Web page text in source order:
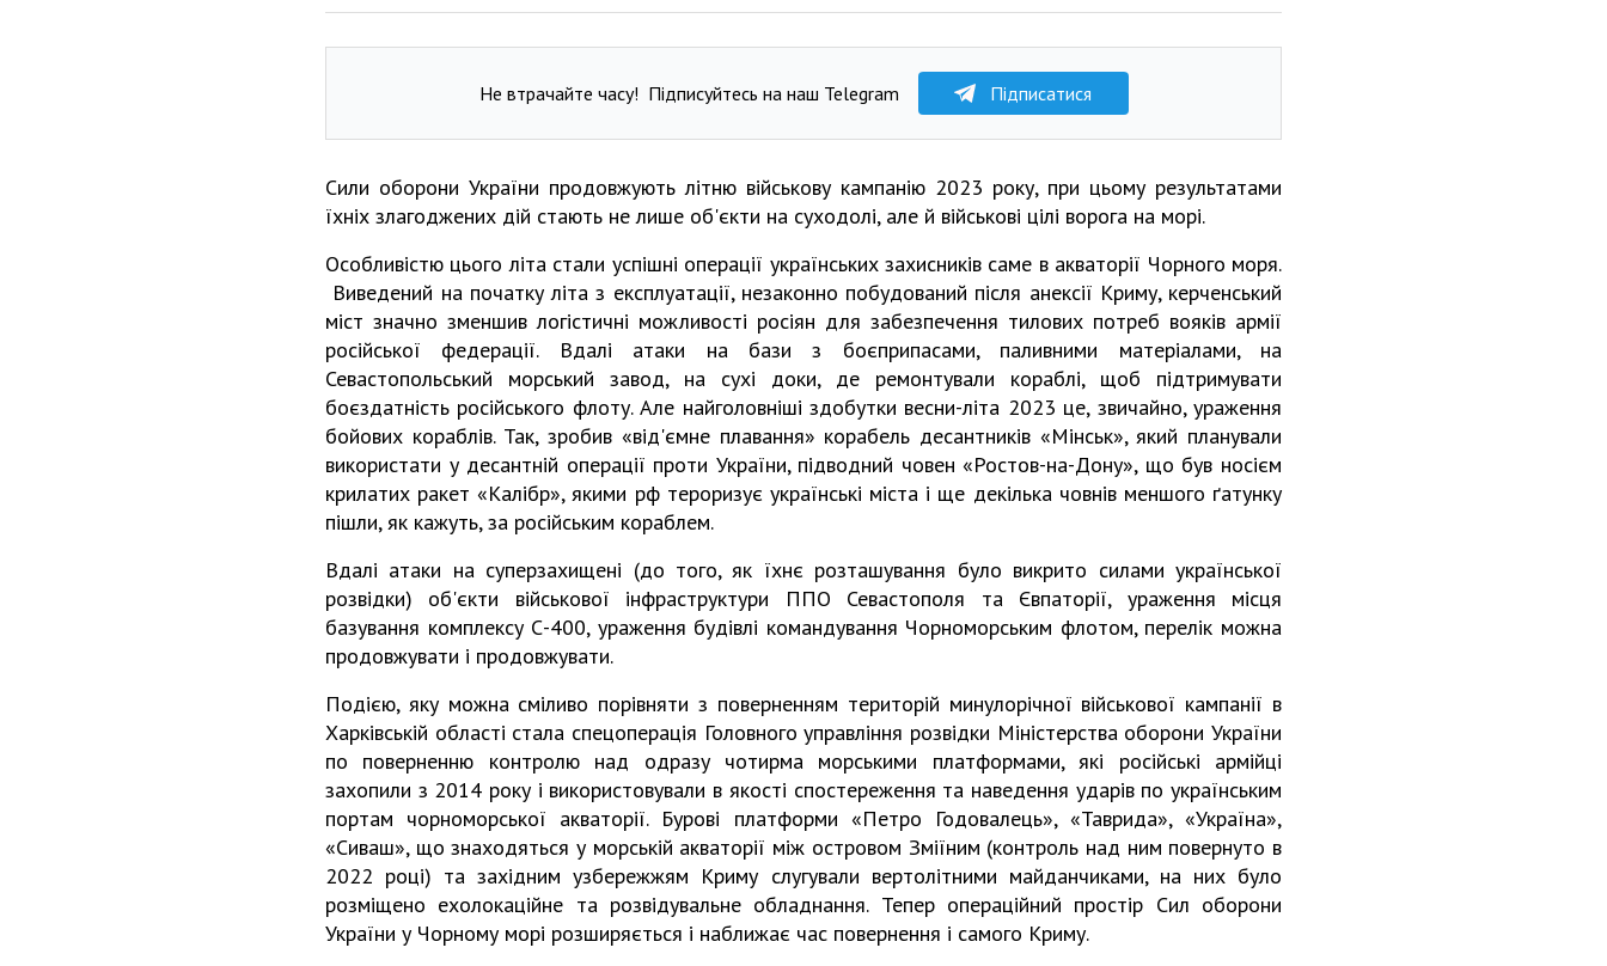
Не втрачайте часу! Підписуйтесь на наш Telegram Підписатися
Сили оборони України продовжують літню військову кампанію 2023 року, при цьому результатами
їхніх злагоджених дій стають не лише об'єкти на суходолі, але й військові цілі ворога на морі.
Особливістю цього літа стали успішні операції українських захисників саме в акваторії Чорного моря.
Виведений на початку літа з експлуатації, незаконно побудований після анексії Криму, керченський
міст значно зменшив логістичні можливості росіян для забезпечення тилових потреб вояків армії
російської федерації. Вдалі атаки на бази з боєприпасами, паливними матеріалами, на
Севастопольський морський завод, на сухі доки, де ремонтували кораблі, щоб підтримувати
боєздатність російського флоту. Але найголовніші здобутки весни-літа 2023 це, звичайно, ураження
бойових кораблів. Так, зробив «від'ємне плавання» корабель десантників «Мінськ», який планували
використати у десантній операції проти України, підводний човен «Ростов-на-Дону», що був носієм
крилатих ракет «Калібр», якими рф тероризує українські міста і ще декілька човнів меншого ґатунку
пішли, як кажуть, за російським кораблем.
Вдалі атаки на суперзахищені (до того, як їхнє розташування було викрито силами української
розвідки) об'єкти військової інфраструктури ППО Севастополя та Євпаторії, ураження місця
базування комплексу С-400, ураження будівлі командування Чорноморським флотом, перелік можна
продовжувати і продовжувати.
Подією, яку можна сміливо порівняти з поверненням територій минулорічної військової кампанії в
Харківській області стала спецоперація Головного управління розвідки Міністерства оборони України
по поверненню контролю над одразу чотирма морськими платформами, які російські армійці
захопили з 2014 року і використовували в якості спостереження та наведення ударів по українським
портам чорноморської акваторії. Бурові платформи «Петро Годовалець», «Таврида», «Україна»,
«Сиваш», що знаходяться у морській акваторії між островом Зміїним (контроль над ним повернуто в
2022 році) та західним узбережжям Криму слугували вертолітними майданчиками, на них було
розміщено ехолокаційне та розвідувальне обладнання. Тепер операційний простір Сил оборони
України у Чорному морі розширяється і наближає час повернення і самого Криму.